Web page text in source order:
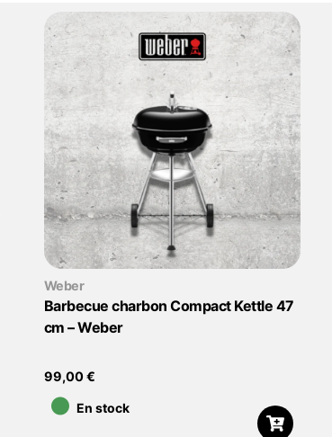
Weber
Barbecue charbon Compact Kettle 47
cm – Weber
99,00€
•En stock